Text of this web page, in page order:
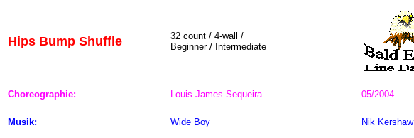
Hips Bump Shuffle 32 count / 4-wall /
Beginner / Intermediate
Choreographie: Louis James Sequeira 05/2004
Musik: Wide Boy Nik Kershaw